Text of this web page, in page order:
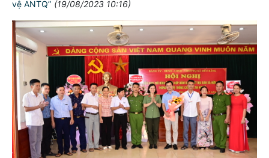
vệ ANTQ” (19/08/2023 10:16)